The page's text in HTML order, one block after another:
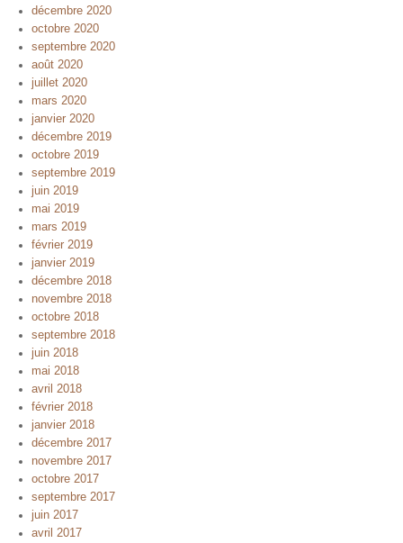
décembre 2020
octobre 2020
septembre 2020
août 2020
juillet 2020
mars 2020
janvier 2020
décembre 2019
octobre 2019
septembre 2019
juin 2019
mai 2019
mars 2019
février 2019
janvier 2019
décembre 2018
novembre 2018
octobre 2018
septembre 2018
juin 2018
mai 2018
avril 2018
février 2018
janvier 2018
décembre 2017
novembre 2017
octobre 2017
septembre 2017
juin 2017
avril 2017